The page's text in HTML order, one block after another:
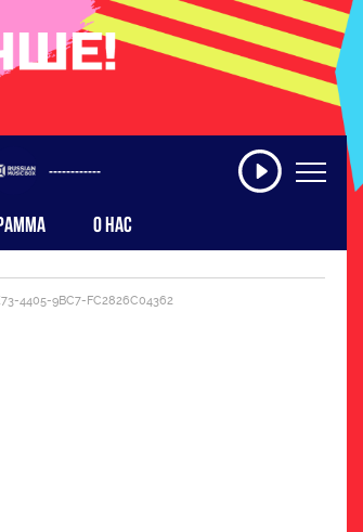
------------
О НАС
4405-9BC7-FC2826C04362